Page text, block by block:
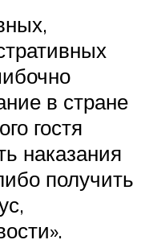
в стране
гостя
наказания
получить